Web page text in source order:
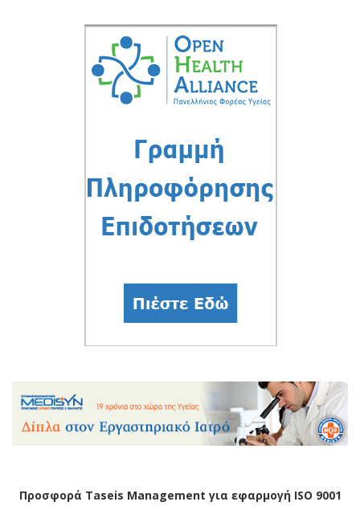
Προσφορά Taseis Management για εφαρμογή ISO 9001